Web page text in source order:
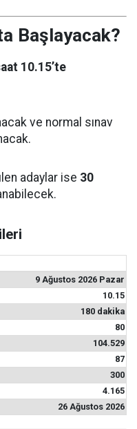
Başlayacak?
10.15’te
ve normal sınav
adaylar ise 30
9 Ağustos 2026 Pazar
10.15
180 dakika
80
104.529
87
300
4.165
26 Ağustos 2026